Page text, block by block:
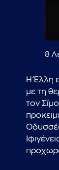
8
Η Έλλη
με τη
τον